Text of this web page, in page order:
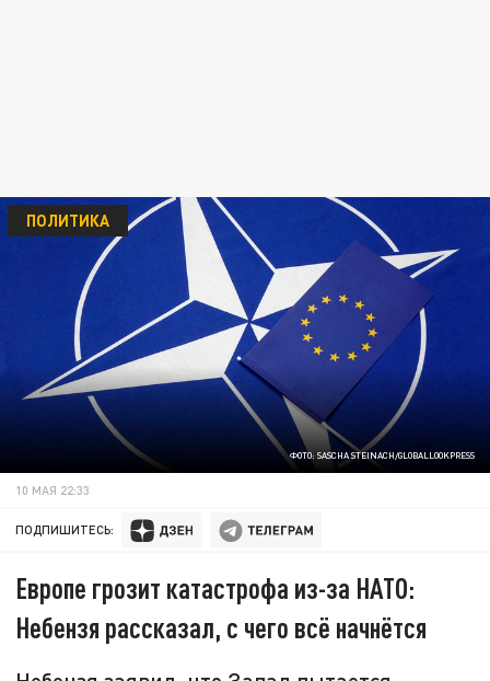
ФОТО: SASCHA STEINACH/GLOBALLOOKPRESS
ПОЛИТИКА
10 МАЯ 22:33
ПОДПИШИТЕСЬ:
Европе грозит катастрофа из-за НАТО:
Небензя рассказал, с чего всё начнётся